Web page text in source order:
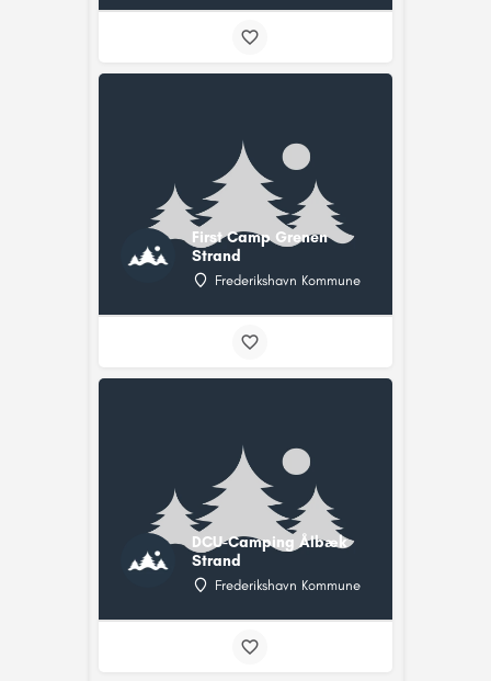
First Camp Grenen
Strand
Frederikshavn Kommune
DCU-Camping Ålbæk
Strand
Frederikshavn Kommune